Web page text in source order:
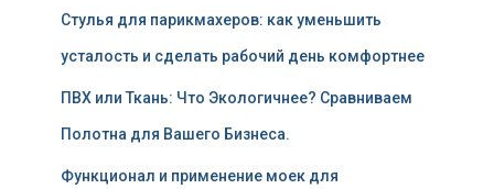
Стулья для парикмахеров: как уменьшить
усталость и сделать рабочий день комфортнее
ПВХ или Ткань: Что Экологичнее? Сравниваем
Полотна для Вашего Бизнеса.
Функционал и применение моек для